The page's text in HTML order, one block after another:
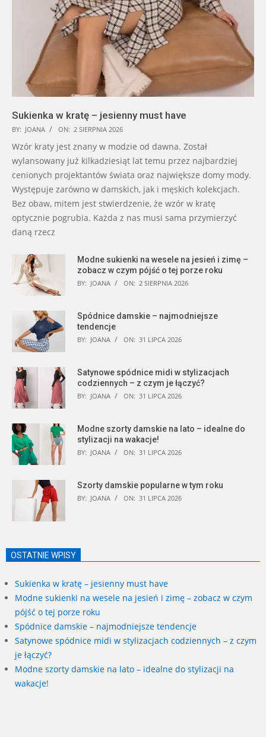
Sukienka w kratę – jesienny must have
BY: JOANA ON: 2 SIERPNIA 2026
Wzór kraty jest znany w modzie od dawna. Został
wylansowany już kilkadziesiąt lat temu przez najbardziej
cenionych projektantów świata oraz największe domy mody.
Występuje zarówno w damskich, jak i męskich kolekcjach.
Bez obaw, mitem jest stwierdzenie, że wzór w kratę
optycznie pogrubia. Każda z nas musi sama przymierzyć
daną rzecz
Modne sukienki na wesele na jesień i zimę –
zobacz w czym pójść o tej porze roku
BY: JOANA ON: 2 SIERPNIA 2026
Spódnice damskie – najmodniejsze
tendencje
BY: JOANA ON: 31 LIPCA 2026
Satynowe spódnice midi w stylizacjach
codziennych – z czym je łączyć?
BY: JOANA ON: 31 LIPCA 2026
Modne szorty damskie na lato – idealne do
stylizacji na wakacje!
BY: JOANA ON: 31 LIPCA 2026
Szorty damskie popularne w tym roku
BY: JOANA ON: 31 LIPCA 2026
OSTATNIE WPISY
Sukienka w kratę – jesienny must have
Modne sukienki na wesele na jesień i zimę – zobacz w czym
pójść o tej porze roku
Spódnice damskie – najmodniejsze tendencje
Satynowe spódnice midi w stylizacjach codziennych – z czym
je łączyć?
Modne szorty damskie na lato – idealne do stylizacji na
wakacje!